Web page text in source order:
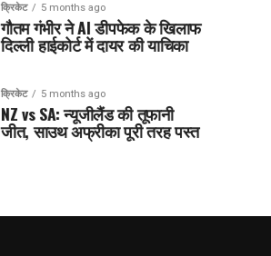
क्रिकेट 5 months ago
गौतम गंभीर ने AI डीपफेक के खिलाफ
दिल्ली हाईकोर्ट में दायर की याचिका
क्रिकेट 5 months ago
NZ vs SA: न्यूजीलैंड की तूफानी
जीत, साउथ अफ्रीका पूरी तरह पस्त